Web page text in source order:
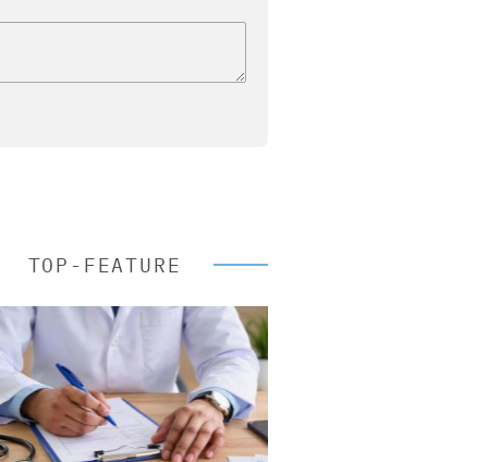
TOP-FEATURE